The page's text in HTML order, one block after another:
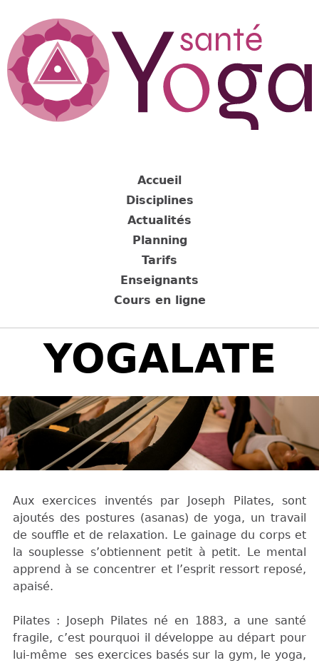
navigation
Back
YOGALATE
Aux exercices inventés par Joseph Pilates, sont
ajoutés des postures (asanas) de yoga, un travail
de souffle et de relaxation. Le gainage du corps et
la souplesse s’obtiennent petit à petit. Le mental
apprend à se concentrer et l’esprit ressort reposé,
apaisé.
Pilates : Joseph Pilates né en 1883, a une santé
fragile, c’est pourquoi il développe au départ pour
lui-même ses exercices basés sur la gym, le yoga,
Accueil
Disciplines
Actualités
Planning
Tarifs
Enseignants
Cours en ligne